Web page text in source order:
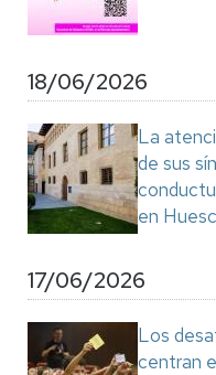
18/06/2026
La
de sus
en
17/06/2026
Los
centran